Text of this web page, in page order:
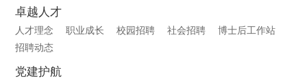
卓越人才
人才理念 职业成长 校园招聘 社会招聘
博士后工作站
招聘动态
党建护航